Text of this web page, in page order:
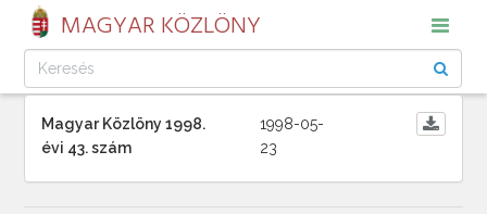
MAGYAR KÖZLÖNY
Magyar Közlöny 1998.
évi 43. szám
1998-05-
23